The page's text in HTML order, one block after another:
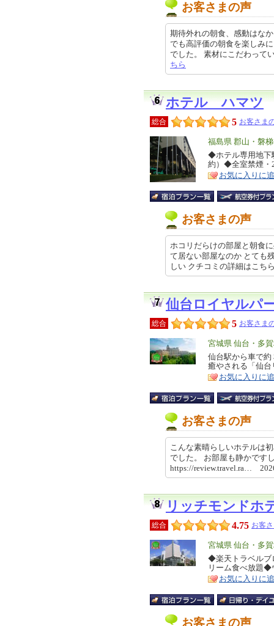
お客さまの声
期待外れの朝食、感動はな
でも高評価の朝食を楽しみ
でした。 素材にこだわっ
ちら
ホテル ハマツ
総合 5 お客さま
エ
リ
ア
福島県 郡山・磐
特
徴
◆ホテル専用地下
約）◆全室禁煙
お気に入りに
お客さまの声
ホコリだらけの部屋と朝食
て居ない部屋なのか とても
しい クチコミの詳細はこ
仙台ロイヤルパ
総合 5 お客さま
エ
リ
ア
宮城県 仙台・多
特
徴
仙台駅から車で
癒やされる「仙
お気に入りに
お客さまの声
こんな素晴らしいホテルは
でした。 お部屋も静かで
https://review.travel.ra…
リッチモンドホ
総合 4.75 お客
エ
リ
ア
宮城県 仙台・多
特
徴
◆楽天トラベルブ
リーム食べ放題
お気に入りに
お客さまの声